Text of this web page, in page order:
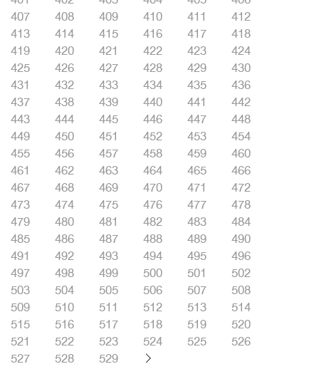
407
408 409 410 411
412
413
414 415 416 417
418
419
420 421 422 423
424
425
426 427 428 429
430
431
432 433 434 435
436
437
438 439 440 441
442
443
444 445 446 447
448
449
450 451 452 453
454
455
456 457 458 459
460
461
462 463 464 465
466
467
468 469 470 471
472
473
474 475 476 477
478
479
480 481 482 483
484
485
486 487 488 489
490
491
492 493 494 495
496
497
498 499 500 501
502
503
504 505 506 507
508
509
510 511 512 513
514
515
516 517 518 519
520
521
522 523 524 525
526
527
528 529